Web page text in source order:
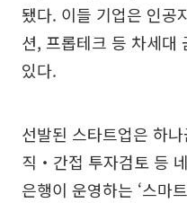
됐다. 이들 기업은 인공
션, 프롭테크 등 차세대
있다.
선발된 스타트업은 하
직‧간접 투자검토 등
은행이 운영하는 ‘스마